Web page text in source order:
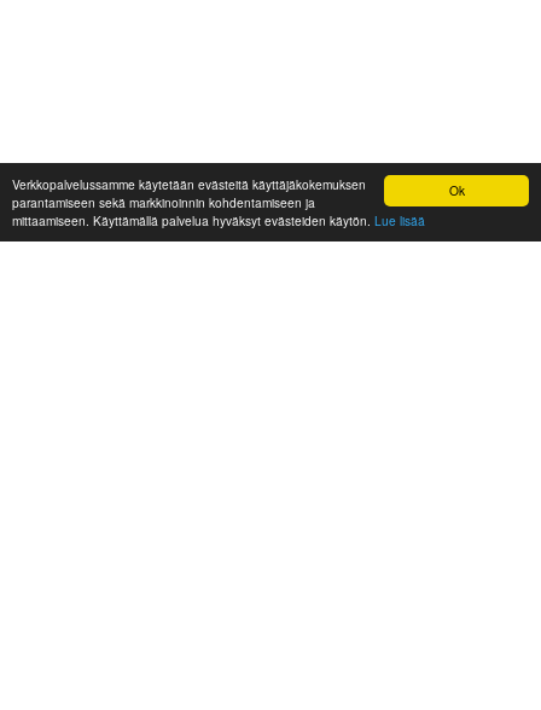
Ok
Verkkopalvelussamme käytetään evästeitä käyttäjäkokemuksen
parantamiseen sekä markkinoinnin kohdentamiseen ja
mittaamiseen. Käyttämällä palvelua hyväksyt evästeiden käytön. Lue lisää